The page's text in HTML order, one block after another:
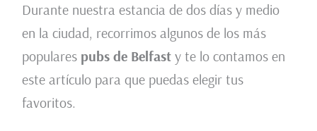
Durante nuestra estancia de dos días y medio
en la ciudad, recorrimos algunos de los más
populares pubs de Belfasty te lo contamos en
este artículo para que puedas elegir tus
favoritos.